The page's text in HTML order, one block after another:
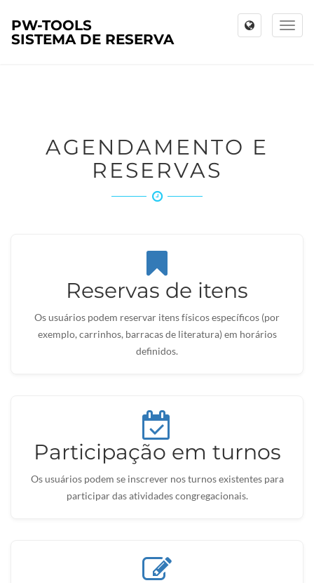
Toggle
PW-TOOLS
SISTEMA DE RESERVA
AGENDAMENTO E
RESERVAS
Reservas de itens
Os usuários podem reservar itens físicos específicos (por
exemplo, carrinhos, barracas de literatura) em horários
definidos.
Participação em turnos
Os usuários podem se inscrever nos turnos existentes para
participar das atividades congregacionais.